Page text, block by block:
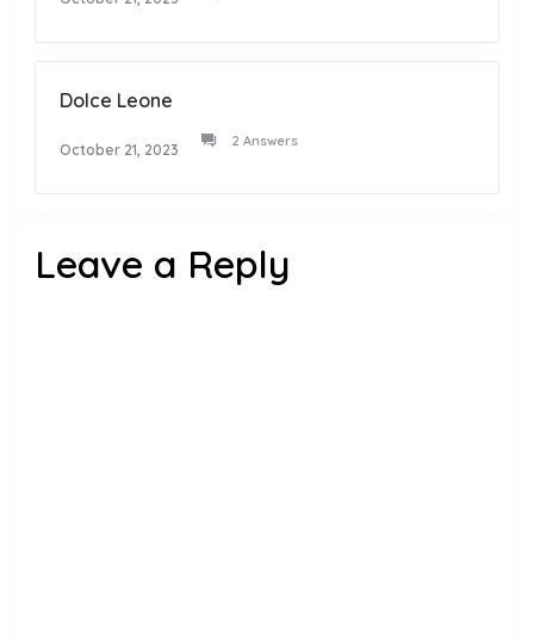
Dolce Leone
October 21, 2023 2 Answers
Leave a Reply